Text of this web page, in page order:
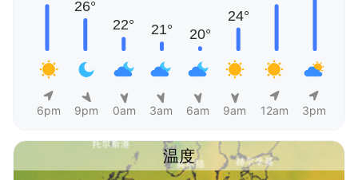
6pm 9pm 0am 3am 6am 9am 12am 3pm
温度